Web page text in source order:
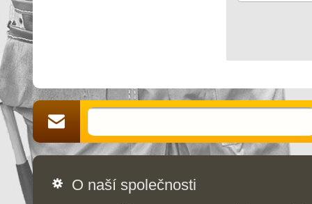
O naší společnosti